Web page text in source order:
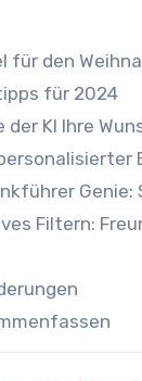
für den
für 2024
der KI Ihre
Filtern: